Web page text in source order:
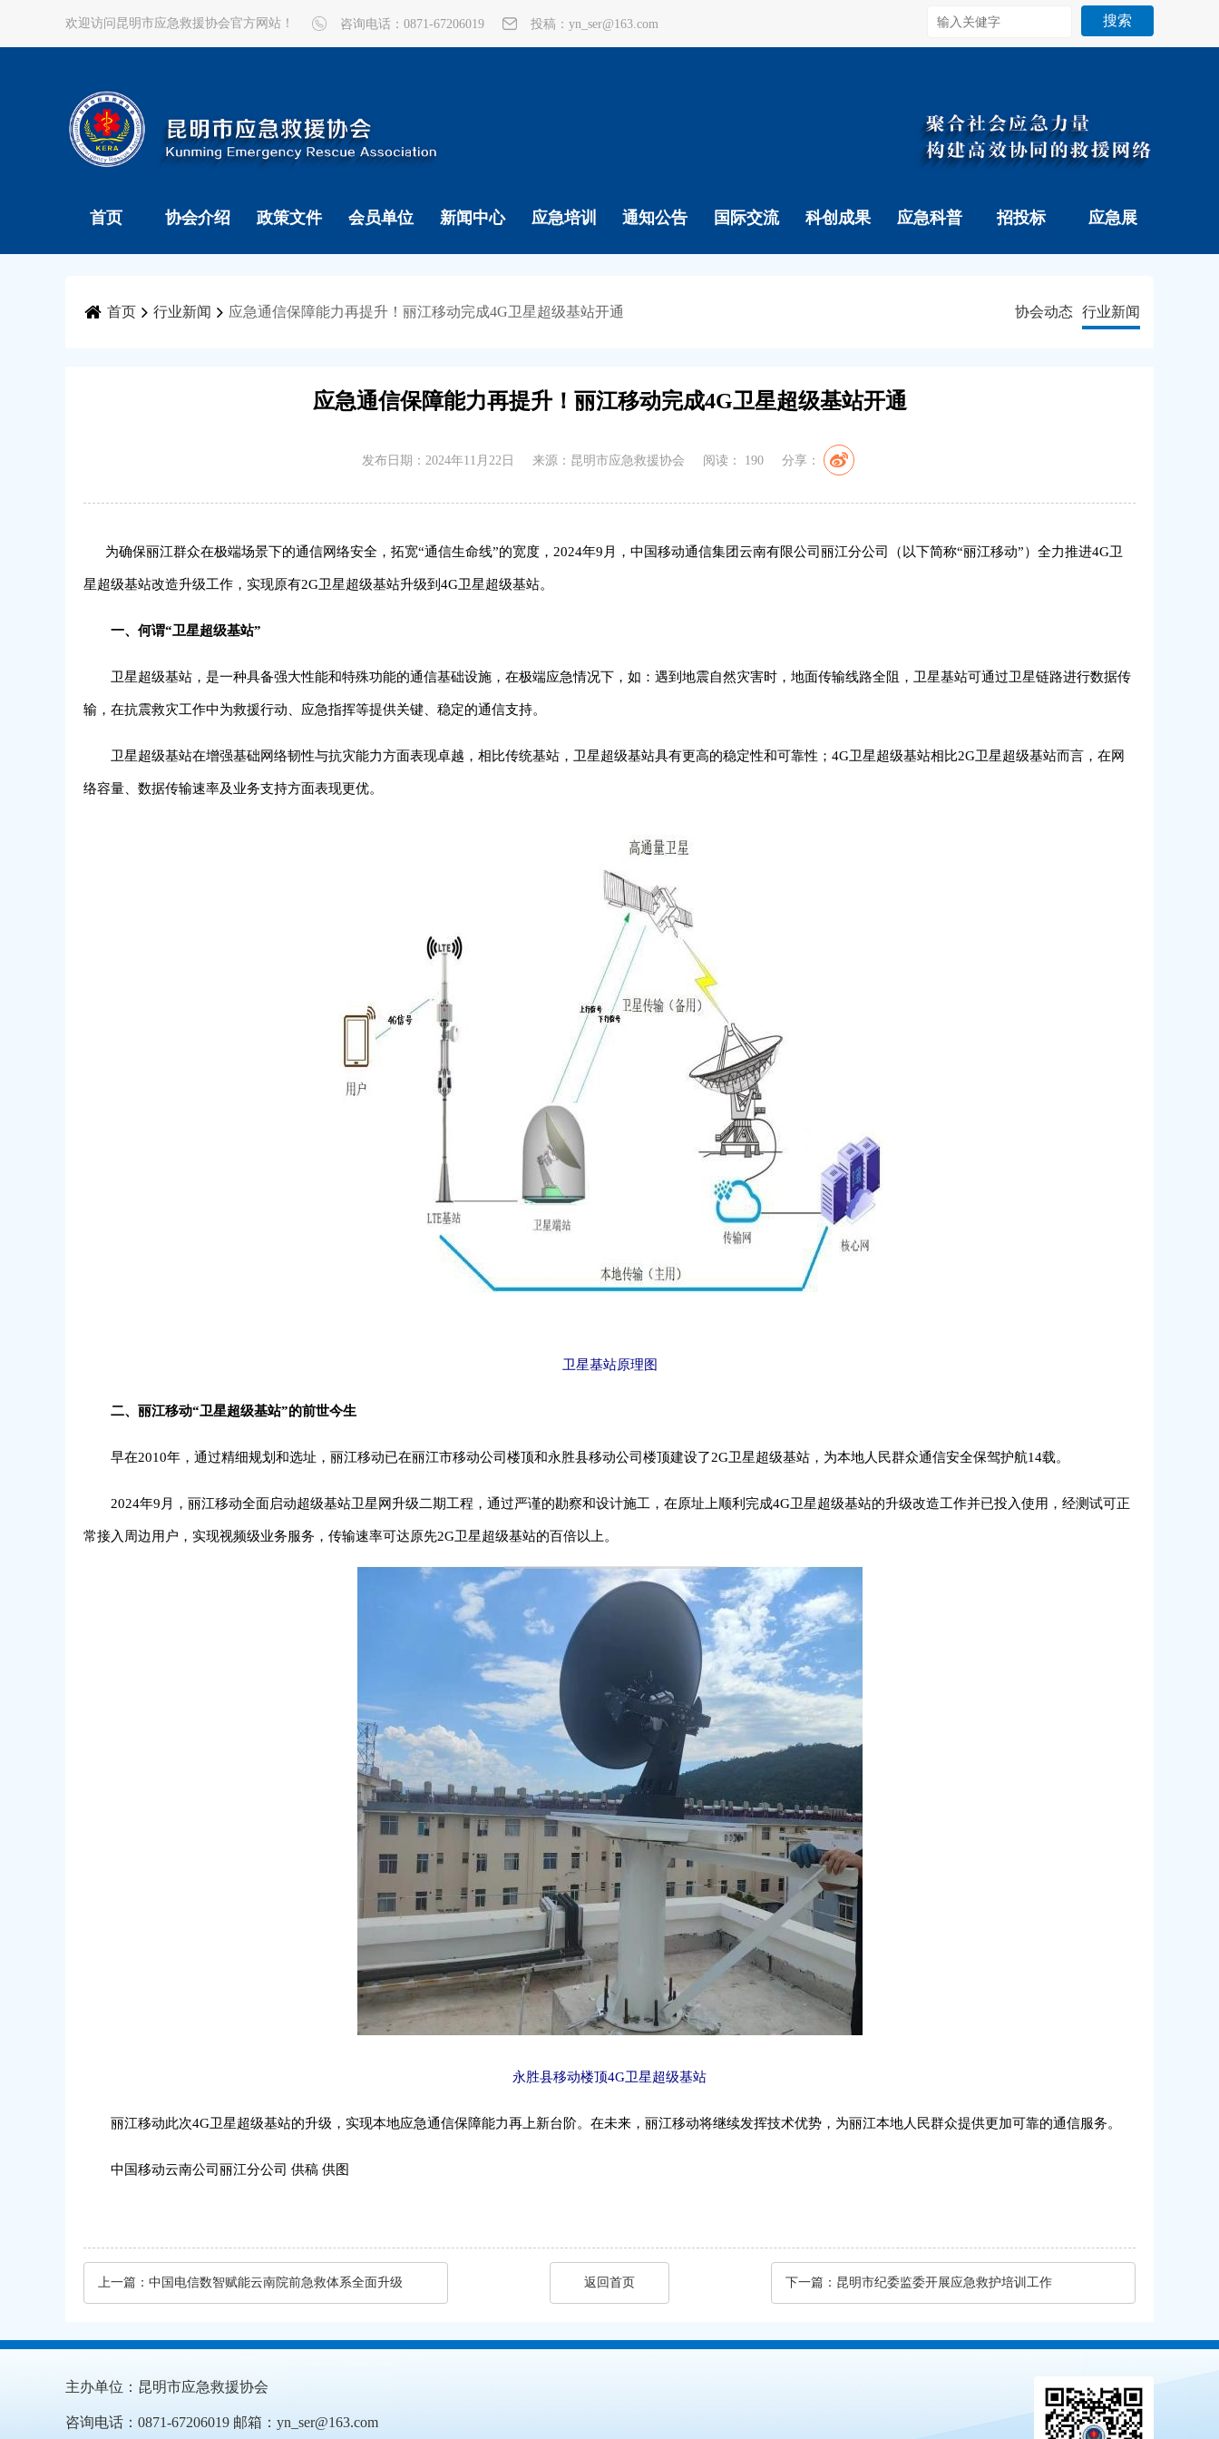
欢迎访问昆明市应急救援协会官方网站！ 咨询电话：0871-67206019 投稿：yn_ser@163.com 搜索
首页 协会介绍 政策文件 会员单位 新闻中心 应急培训 通知公告 国际交流 科创成果 应急科普 招投标 应急展
首页 行业新闻 应急通信保障能力再提升！丽江移动完成4G卫星超级基站开通 协会动态 行业新闻
应急通信保障能力再提升！丽江移动完成4G卫星超级基站开通
发布日期：2024年11月22日 来源：昆明市应急救援协会 阅读： 190 分享：
为确保丽江群众在极端场景下的通信网络安全，拓宽“通信生命线”的宽度，2024年9月，中国移动通信集团云南有限公司丽江分公司（以下简称“丽江移动”）全力推进4G卫
星超级基站改造升级工作，实现原有2G卫星超级基站升级到4G卫星超级基站。
一、何谓“卫星超级基站”
卫星超级基站，是一种具备强大性能和特殊功能的通信基础设施，在极端应急情况下，如：遇到地震自然灾害时，地面传输线路全阻，卫星基站可通过卫星链路进行数据传
输，在抗震救灾工作中为救援行动、应急指挥等提供关键、稳定的通信支持。
卫星超级基站在增强基础网络韧性与抗灾能力方面表现卓越，相比传统基站，卫星超级基站具有更高的稳定性和可靠性；4G卫星超级基站相比2G卫星超级基站而言，在网
络容量、数据传输速率及业务支持方面表现更优。
卫星基站原理图
二、丽江移动“卫星超级基站”的前世今生
早在2010年，通过精细规划和选址，丽江移动已在丽江市移动公司楼顶和永胜县移动公司楼顶建设了2G卫星超级基站，为本地人民群众通信安全保驾护航14载。
2024年9月，丽江移动全面启动超级基站卫星网升级二期工程，通过严谨的勘察和设计施工，在原址上顺利完成4G卫星超级基站的升级改造工作并已投入使用，经测试可正
常接入周边用户，实现视频级业务服务，传输速率可达原先2G卫星超级基站的百倍以上。
永胜县移动楼顶4G卫星超级基站
丽江移动此次4G卫星超级基站的升级，实现本地应急通信保障能力再上新台阶。在未来，丽江移动将继续发挥技术优势，为丽江本地人民群众提供更加可靠的通信服务。
中国移动云南公司丽江分公司 供稿 供图
上一篇： 中国电信数智赋能云南院前急救体系全面升级 返回首页 下一篇： 昆明市纪委监委开展应急救护培训工作
主办单位：昆明市应急救援协会
咨询电话：0871-67206019 邮箱：yn_ser@163.com